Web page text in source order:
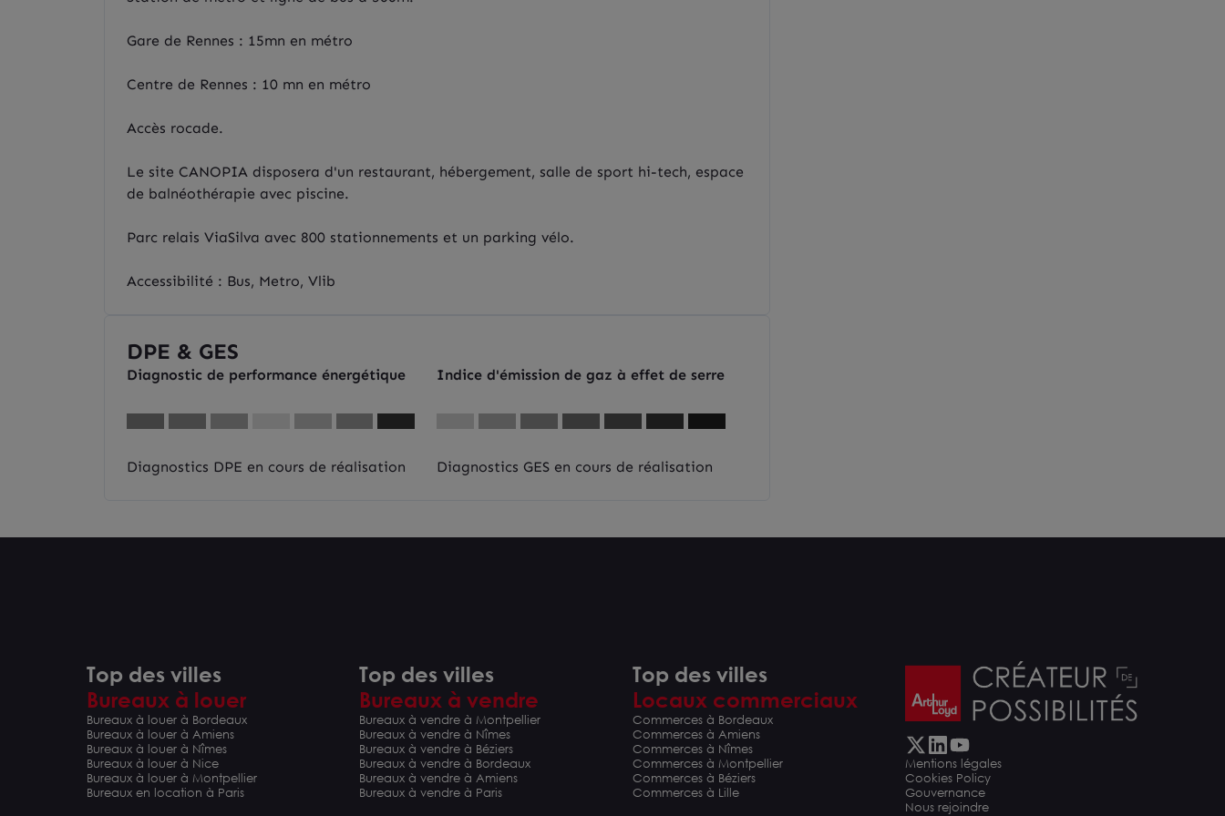
Gare de Rennes : 15mn en métro
Centre de Rennes : 10 mn en métro
Accès rocade.
Le site CANOPIA disposera d'un restaurant, hébergement, salle de sport hi-tech, espace
de balnéothérapie avec piscine.
Parc relais ViaSilva avec 800 stationnements et un parking vélo.
Accessibilité : Bus, Metro, Vlib
DPE & GES
Diagnostic de performance énergétique
Diagnostics DPE en cours de réalisation
Indice d'émission de gaz à effet de serre
Diagnostics GES en cours de réalisation
Top des villes
Bureaux à louer
Bureaux à louer à Bordeaux
Bureaux à louer à Amiens
Bureaux à louer à Nîmes
Bureaux à louer à Nice
Bureaux à louer à Montpellier
Bureaux en location à Paris
Top des villes
Bureaux à vendre
Bureaux à vendre à Montpellier
Bureaux à vendre à Nîmes
Bureaux à vendre à Béziers
Bureaux à vendre à Bordeaux
Bureaux à vendre à Amiens
Bureaux à vendre à Paris
Top des villes
Locaux commerciaux
Commerces à Bordeaux
Commerces à Amiens
Commerces à Nîmes
Commerces à Montpellier
Commerces à Béziers
Commerces à Lille
Mentions légales
Cookies Policy
Gouvernance
Nous rejoindre